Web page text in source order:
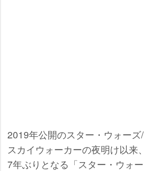
2019年公開のスター・ウォーズ/
スカイウォーカーの夜明け以来、
7年ぶりとなる「スター・ウォー